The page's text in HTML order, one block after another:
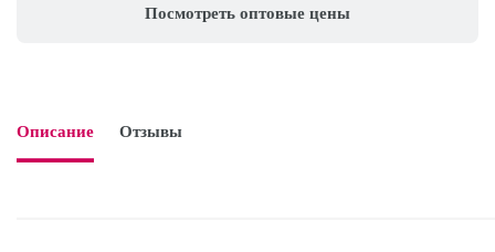
Посмотреть оптовые цены
Описание Отзывы